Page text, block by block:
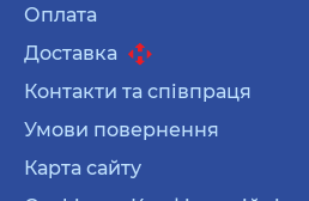
Оплата
Доставка
Контакти та співпраця
Умови повернення
Карта сайту